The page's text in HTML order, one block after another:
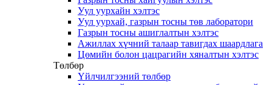
Уул уурхайн хэлтэс
Уул уурхай, газрын тосны төв лаборатори
Газрын тосны ашиглалтын хэлтэс
Ажиллах хүчний талаар тавигдах шаардлага
Цөмийн болон цацрагийн хяналтын хэлтэс
Төлбөр
Үйлчилгээний төлбөр